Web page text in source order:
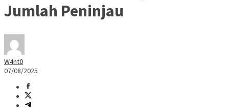
Jumlah Peninjau
W4nt0
07/08/2025